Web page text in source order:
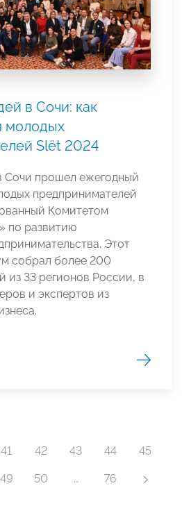
в Сочи: как
молодых
Slёt 2024
Сочи прошел ежегодный
предпринимателей
Комитетом
развитию
Этот
собрал более 200
из 33 регионов России, в
и экспертов из
41 42 43 44 45
49 50 … 76